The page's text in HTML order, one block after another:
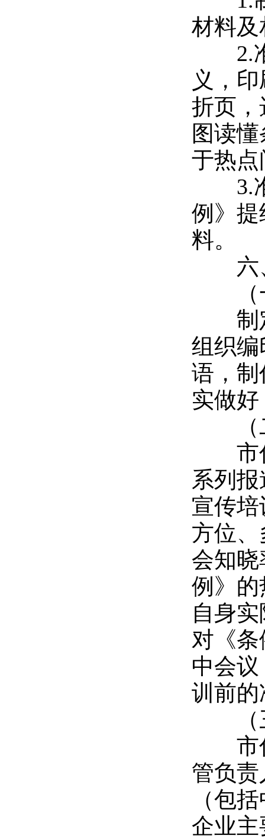
材料
2.
义，
折页，
图读
于热
3.
例》
料。
六
（一
制定
组织
语，
实做
（二
市住
系列
宣传
方位
会知
例》
自身
对《
中会
训前
（三
市住
管负
（包
企业